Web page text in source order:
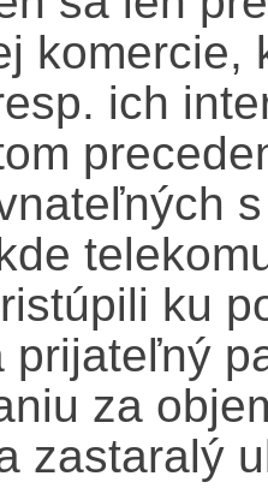
komercie,
ich
ku
prijateľný
za
zastaralý